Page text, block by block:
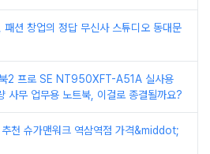
패션 창업의 정답 무신사 스튜디오 동대문
2 프로 SE NT950XFT-A51A 실사용
사무 업무용 노트북, 이걸로 종결될까요?
천 슈가맨워크 역삼역점 가격&middot;